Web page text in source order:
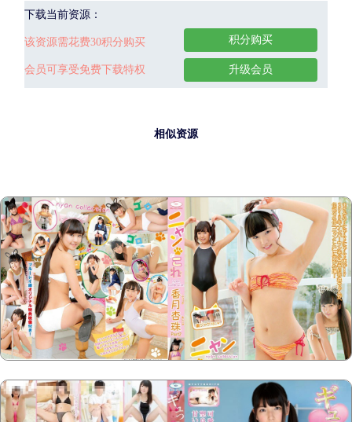
下载当前资源：
该资源需花费30积分购买
会员可享受免费下载特权
积分购买
升级会员
相似资源